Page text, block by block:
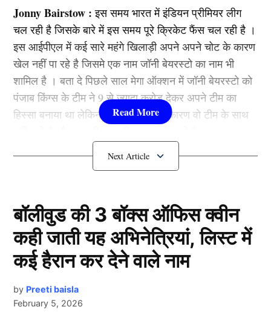
Jonny Bairstow : इस समय भारत में इंडियन प्रीमियर लीग
चल रही है जिसके बारे में इस समय पूरे क्रिकेट फैंस चल रही है ।
इस आईपीएल में कई सारे महंगे खिलाड़ी अपने अपने चोट के कारण
खेल नहीं पा रहे है जिसमे एक नाम जॉनी बेयरस्टो का नाम भी
शामिल है । बता दे पिछले साल मेगा ऑक्शन में जॉनी बेयरस्टो को
पंजाब किंग्स के टीम ने 9 से ज्यादा करोड़ देकर अपने टीम का
हिस्सा बनाया था लेकिन इस साल चोट के कारण वो टीम के साथ
पिछले साल Jonny Bairstow को लगी चोट
बॉलीवुड की 3 बॉक्स ऑफिस क्वीन
कही जाती यह अभिनेत्रियां, लिस्ट में
कई हैरान कर देने वाले नाम
by Preeti baisla
February 5, 2026